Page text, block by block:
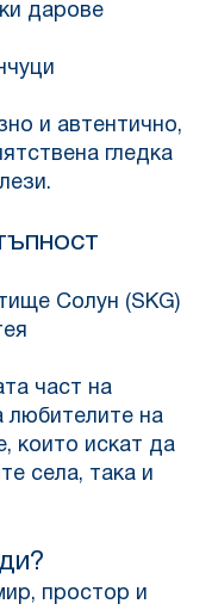
дарове
и автентично,
гледка
Солун (SKG)
част на
любителите на
които искат да
села, така и
простор и